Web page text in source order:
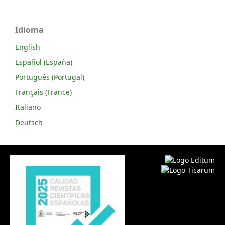
Idioma
English
Español (España)
Português (Portugal)
Français (France)
Italiano
Deutsch